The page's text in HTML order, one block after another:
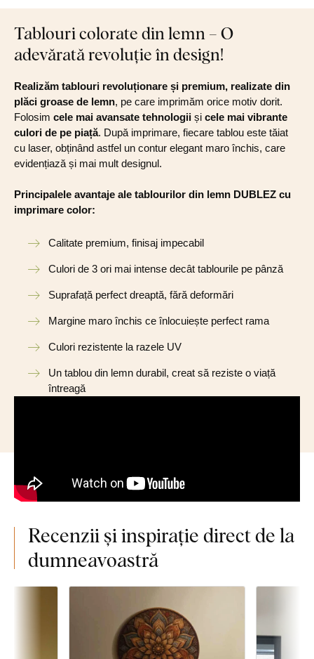
Tablouri colorate din lemn – O
adevărată revoluție în design!
Realizăm tablouri revoluționare și premium, realizate din
plăci groase de lemn, pe care imprimăm orice motiv dorit.
Folosim cele mai avansate tehnologii și cele mai vibrante
culori de pe piață. După imprimare, fiecare tablou este tăiat
cu laser, obținând astfel un contur elegant maro închis, care
evidențiază și mai mult designul.
Principalele avantaje ale tablourilor din lemn DUBLEZ cu
imprimare color:
Calitate premium, finisaj impecabil
Culori de 3 ori mai intense decât tablourile pe pânză
Suprafață perfect dreaptă, fără deformări
Margine maro închis ce înlocuiește perfect rama
Culori rezistente la razele UV
Un tablou din lemn durabil, creat să reziste o viață
întreagă
Recenzii și inspirație direct de la
dumneavoastră